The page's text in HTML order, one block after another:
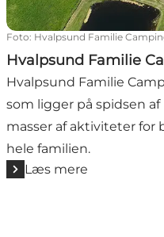
Foto: Hvalpsund Familie
Hvalpsund Familie
Hvalpsund Familie
som ligger på spidsen
masser af aktiviteter for
hele familien.
Læs mere